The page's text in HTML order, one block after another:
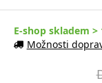
E-shop skladem >
Možnosti